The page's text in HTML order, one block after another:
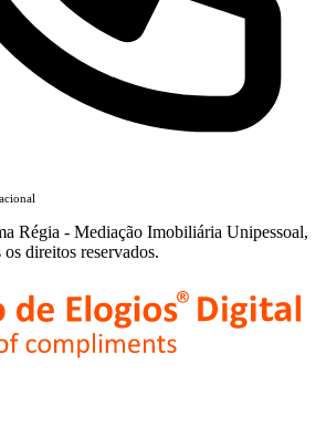
Régia - Mediação Imobiliária Unipessoal,
direitos reservados.